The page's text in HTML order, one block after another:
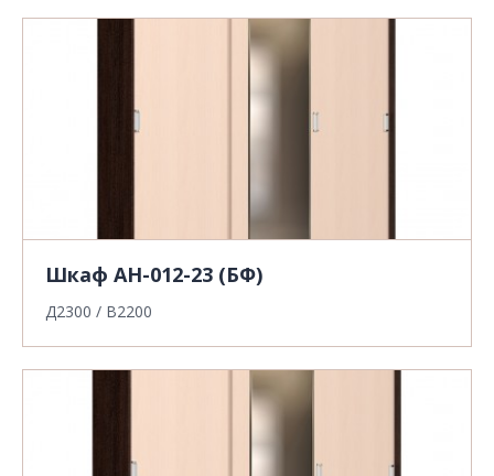
Шкаф АН-012-23 (БФ)
Д2300 / В2200